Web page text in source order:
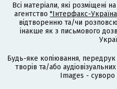
Всі матеріали, які розміщені
агентство "Інтерфакс-
відтворенню та/чи
інакше як з письмового
Будь-яке копіювання,
творів та/або
Images - суворо